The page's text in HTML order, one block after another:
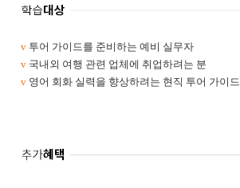
v 투어 가이드를 준비하는 예비 실무자
v 국내외 여행 관련 업체에 취업하려는 분
v 영어 회화 실력을 향상하려는 현직 투어 가이드